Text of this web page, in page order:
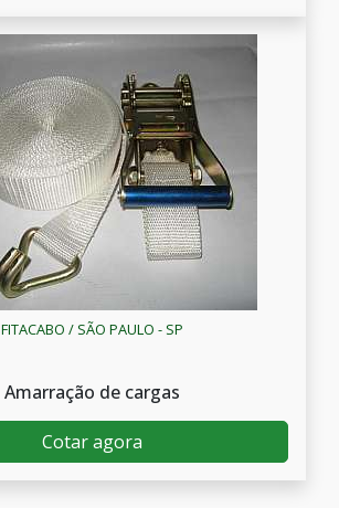
FITACABO / SÃO PAULO - SP
Amarração de cargas
Cotar agora